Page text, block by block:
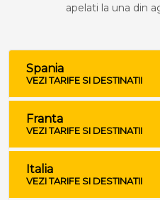
apelati la una din
Spania
VEZI TARIFE SI DESTINATII
Franta
VEZI TARIFE SI DESTINATII
Italia
VEZI TARIFE SI DESTINATII